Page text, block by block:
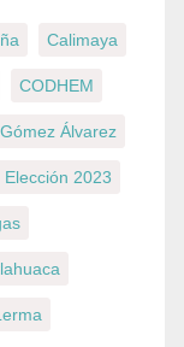
Calimaya
CODHEM
Álvarez
Elección 2023